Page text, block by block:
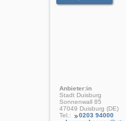
Anbieter:in
Stadt Duisburg
Sonnenwall 85
47049 Duisburg (DE)
Tel.:
0203 94000